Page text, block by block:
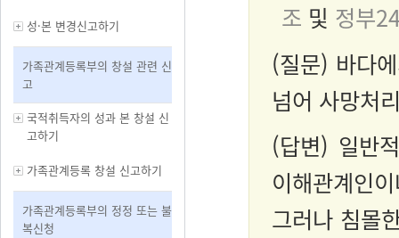
성·본 변경신고하기
가족관계등록부의 창설 관련 신
고
국적취득자의 성과 본 창설 신
고하기
가족관계등록 창설 신고하기
가족관계등록부의 정정 또는 불
복신청
조 및 정부
(질문) 바다
넘어 사망처
(답변) 일반
이해관계인
그러나 침몰